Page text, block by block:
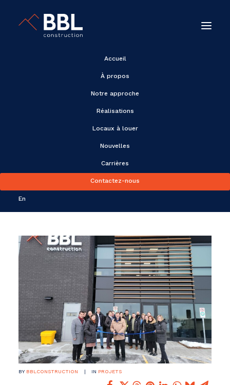
Accueil
À propos
Notre approche
Réalisations
Locaux à louer
Nouvelles
Carrières
Contactez-nous
En
Inauguration officielle
du nouveau siège
social de BBL!
BY BBLCONSTRUCTION | IN PROJETS